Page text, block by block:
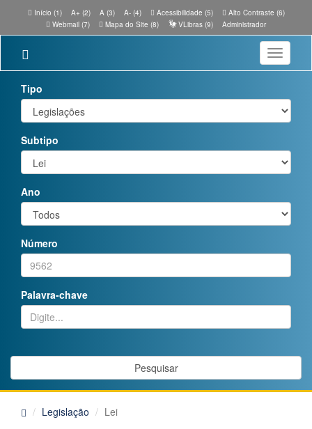
Início (1) A+ (2) A (3) A- (4) Acessibilidade (5)
Alto Contraste (6)
Webmail (7)
Mapa do Site (8) VLibras (9) Administrador
Toggle
Tipo
Subtipo
Ano
Número
Palavra-chave
Pesquisar
Legislação Lei